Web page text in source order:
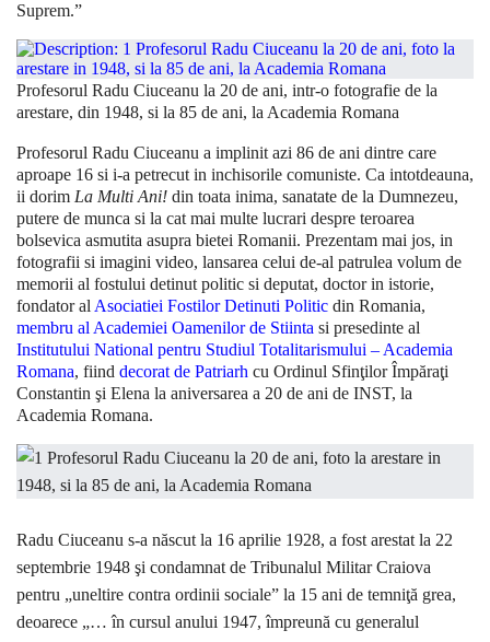
Suprem.”
Profesorul Radu Ciuceanu la 20 de ani, intr-o fotografie de la
arestare, din 1948, si la 85 de ani, la Academia Romana
Profesorul Radu Ciuceanu a implinit azi 86 de ani dintre care
aproape 16 si i-a petrecut in inchisorile comuniste. Ca intotdeauna,
ii dorim La Multi Ani! din toata inima, sanatate de la Dumnezeu,
putere de munca si la cat mai multe lucrari despre teroarea
bolsevica asmutita asupra bietei Romanii. Prezentam mai jos, in
fotografii si imagini video, lansarea celui de-al patrulea volum de
memorii al fostului detinut politic si deputat, doctor in istorie,
fondator alAsociatiei Fostilor Detinuti Politic din Romania,
membru al Academiei Oamenilor de Stiinta si presedinte al
Institutului National pentru Studiul Totalitarismului – Academia
Romana, fiind decorat de Patriarh cu Ordinul Sfinţilor Împăraţi
Constantin şi Elena la aniversarea a 20 de ani de INST, la
Academia Romana.
Radu Ciuceanu s-a născut la 16 aprilie 1928, a fost arestat la 22
septembrie 1948 şi condamnat de Tribunalul Militar Craiova
pentru „uneltire contra ordinii sociale” la 15 ani de temniţă grea,
deoarece „… în cursul anului 1947, împreună cu generalul